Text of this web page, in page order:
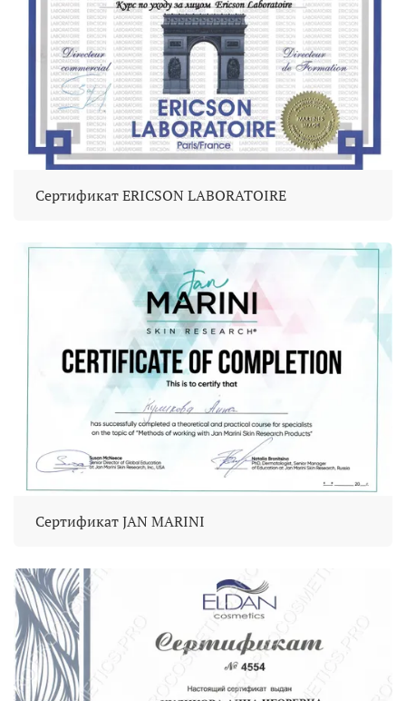
Сертификат ERICSON LABORATOIRE
Сертификат JAN MARINI